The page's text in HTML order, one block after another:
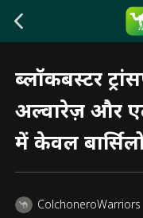
ब्लॉकबस्टर
अल्वारेज़ और
में केवल
ColchoneroWarriors